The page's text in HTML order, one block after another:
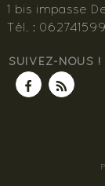
1 bis impasse
Tél. :
SUIVEZ-NOUS !